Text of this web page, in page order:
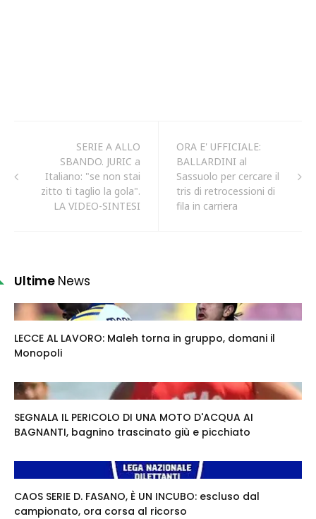
SERIE A ALLO
SBANDO. JURIC a
Italiano: "se non stai
zitto ti taglio la gola".
LA VIDEO-SINTESI
ORA E' UFFICIALE:
BALLARDINI al
Sassuolo per cercare il
tris di retrocessioni di
fila in carriera
Ultime News
LECCE AL LAVORO: Maleh torna in gruppo, domani il
Monopoli
SEGNALA IL PERICOLO DI UNA MOTO D'ACQUA AI
BAGNANTI, bagnino trascinato giù e picchiato
CAOS SERIE D. FASANO, È UN INCUBO: escluso dal
campionato, ora corsa al ricorso